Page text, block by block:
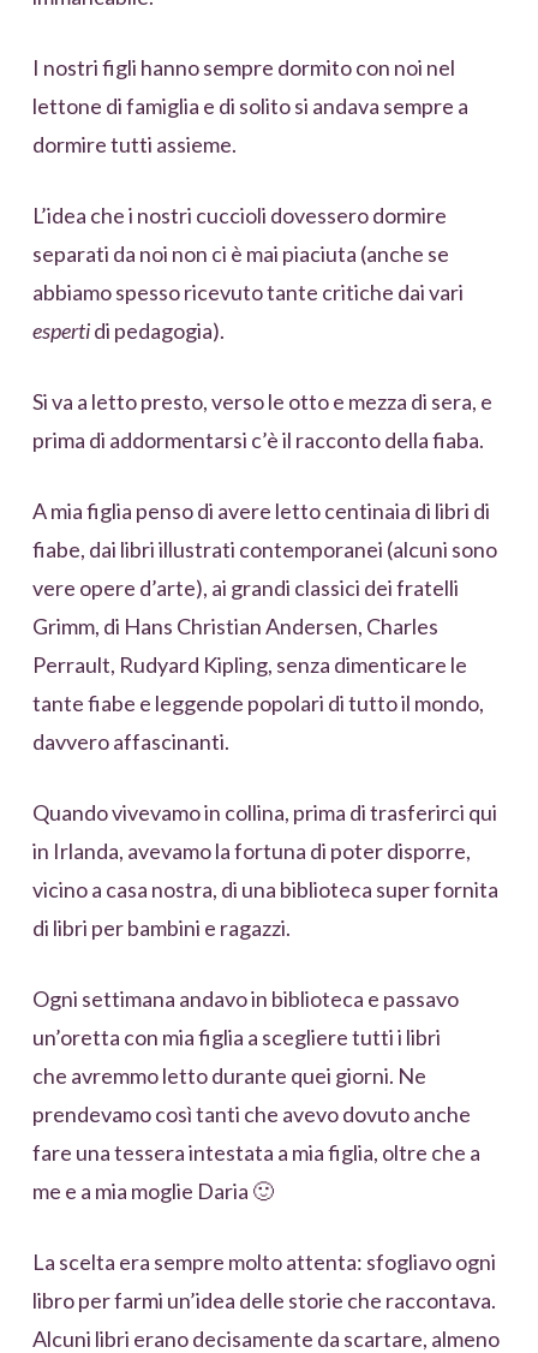
I nostri figli hanno sempre dormito con noi nel
lettone di famiglia e di solito si andava sempre a
dormire tutti assieme.
L’idea che i nostri cuccioli dovessero dormire
separati da noi non ci è mai piaciuta (anche se
abbiamo spesso ricevuto tante critiche dai vari
espertidi pedagogia).
Si va a letto presto, verso le otto e mezza di sera, e
prima di addormentarsi c’è il racconto della fiaba.
A mia figlia penso di avere letto centinaia di libri di
fiabe, dai libri illustrati contemporanei (alcuni sono
vere opere d’arte), ai grandi classici dei fratelli
Grimm, di Hans Christian Andersen, Charles
Perrault, Rudyard Kipling, senza dimenticare le
tante fiabe e leggende popolari di tutto il mondo,
davvero affascinanti.
Quando vivevamo in collina, prima di trasferirci qui
in Irlanda, avevamo la fortuna di poter disporre,
vicino a casa nostra, di una biblioteca super fornita
di libri per bambini e ragazzi.
Ogni settimana andavo in biblioteca e passavo
un’oretta con mia figlia a scegliere tutti i libri
che avremmo letto durante quei giorni. Ne
prendevamo così tanti che avevo dovuto anche
fare una tessera intestata a mia figlia, oltre che a
me e a mia moglie Daria 🙂
La scelta era sempre molto attenta: sfogliavo ogni
libro per farmi un’idea delle storie che raccontava.
Alcuni libri erano decisamente da scartare, almeno